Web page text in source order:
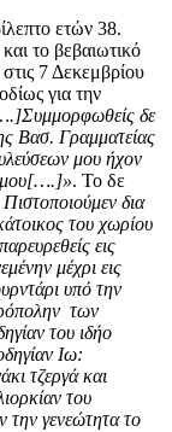
ετών 38.
το βεβαιωτικό
7 Δεκεμβρίου
για την
δε
Βασ. Γραμματείας
μου ήχον
μου[….]». Το δε
Πιστοποιούμεν δια
του χωρίου
εις
μέχρι εις
υπό την
των
του ιδήο
Ιω:
τζεργά και
του
την γενεώτητα το